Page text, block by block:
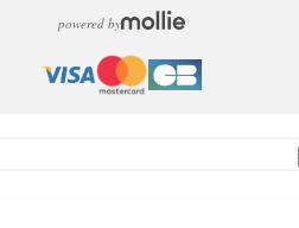
powered by